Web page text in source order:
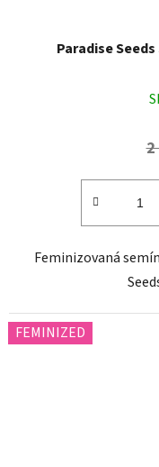
Paradise
2
Feminizovaná
FEMINIZED